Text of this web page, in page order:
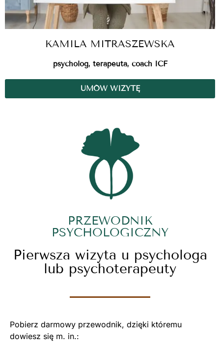
KAMILA MITRASZEWSKA
psycholog, terapeuta, coach ICF
UMÓW WIZYTĘ
PRZEWODNIK
PSYCHOLOGICZNY
Pierwsza wizyta u psychologa
lub psychoterapeuty
Pobierz darmowy przewodnik, dzięki któremu
dowiesz się m. in.: